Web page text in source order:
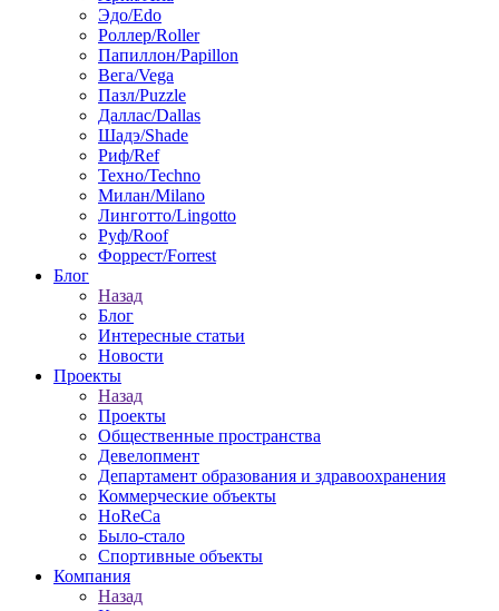
Эдо/Edo
Роллер/Roller
Папиллон/Papillon
Вега/Vega
Пазл/Puzzle
Даллас/Dallas
Шадэ/Shade
Риф/Ref
Техно/Techno
Милан/Milano
Линготто/Lingotto
Руф/Roof
Форрест/Forrest
Блог
Назад
Блог
Интересные статьи
Новости
Проекты
Назад
Проекты
Общественные пространства
Девелопмент
Департамент образования и здравоохранения
Коммерческие объекты
HoReCa
Было-стало
Спортивные объекты
Компания
Назад